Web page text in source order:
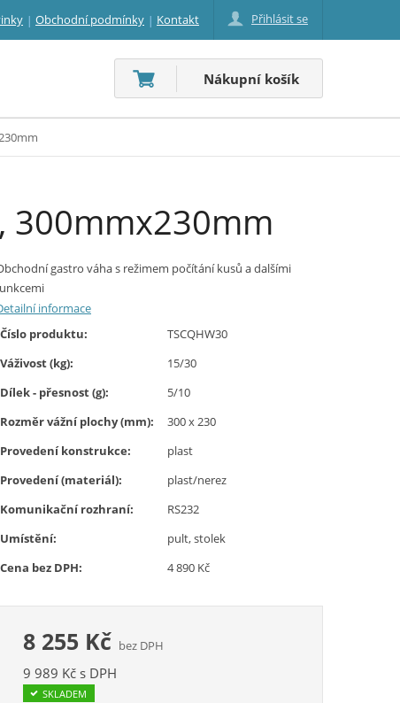
Obchodní podmínky Kontakt Přihlásit se
Nákupní košík
300mmx230mm
gastro váha s režimem počítání kusů a dalšími
informace
Číslo produktu:
TSCQHW30
Váživost (kg):
15/30
Dílek - přesnost (g):
5/10
Rozměr vážní plochy (mm):
300 x 230
Provedení konstrukce:
plast
Provedení (materiál):
plast/nerez
Komunikační rozhraní:
RS232
Umístění:
pult, stolek
Cena bez DPH:
4 890 Kč
8 255 Kč bez DPH
9 989 Kč s DPH
SKLADEM